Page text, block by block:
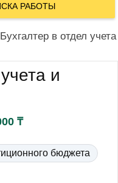
РАБОТЫ
Бухгалтер в отдел учета
и
₸
бюджета